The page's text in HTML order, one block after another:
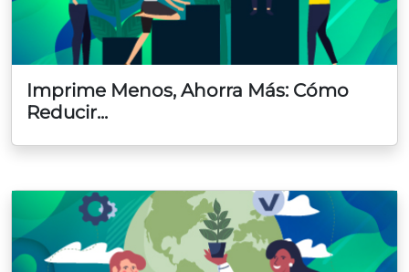
Imprime Menos, Ahorra Más: Cómo
Reducir...